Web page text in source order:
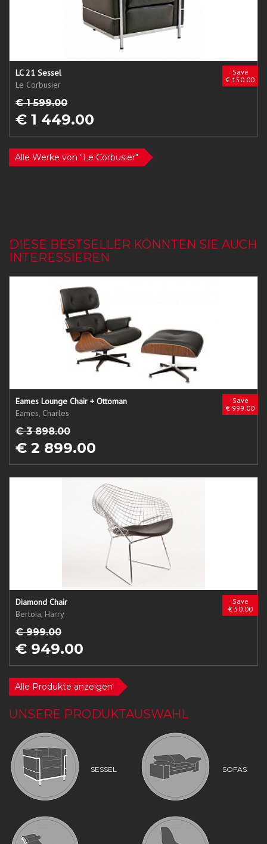
Save
€ 150.00
LC 21 Sessel
Le Corbusier
€ 1 599.00
€ 1 449.00
Alle Werke von "Le Corbusier"
DIESE BESTSELLER KÖNNTEN SIE AUCH
INTERESSIEREN
Save
€ 999.00
Eames Lounge Chair + Ottoman
Eames, Charles
€ 3 898.00
€ 2 899.00
Save
€ 50.00
Diamond Chair
Bertoia, Harry
€ 999.00
€ 949.00
Alle Produkte anzeigen
UNSERE PRODUKTAUSWAHL
SESSEL SOFAS